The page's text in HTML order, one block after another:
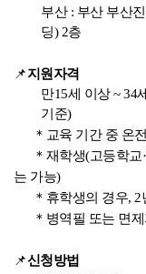
부산 : 부산 부산
딩) 2층
📌지원자격
만15세 이상 ~ 34
기준)
＊교육 기간 중 온
＊재학생(고등학교·
는 가능)
＊휴학생의 경우, 2
＊병역필 또는 면제
📌신청방법